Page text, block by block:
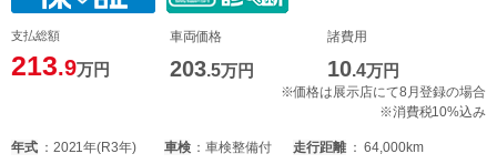
支払総額
213.9万円
車両価格
203.5万円
諸費用
10.4万円
※価格は展示店にて8月登録の場合
※消費税10%込み
年式 2021年(R3年) 車検 車検整備付 走行距離
64,000km